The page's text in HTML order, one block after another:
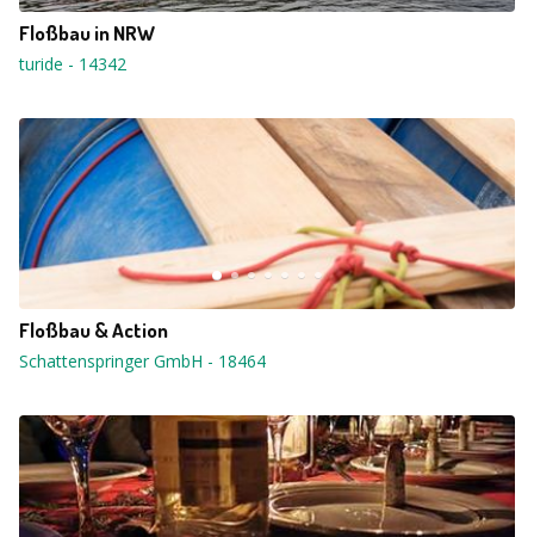
Floßbau in NRW
turide - 14342
Floßbau & Action
Schattenspringer GmbH - 18464